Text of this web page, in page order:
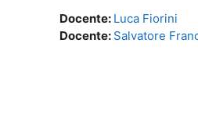
Docente: Luca Fiorini
Docente: Salvatore